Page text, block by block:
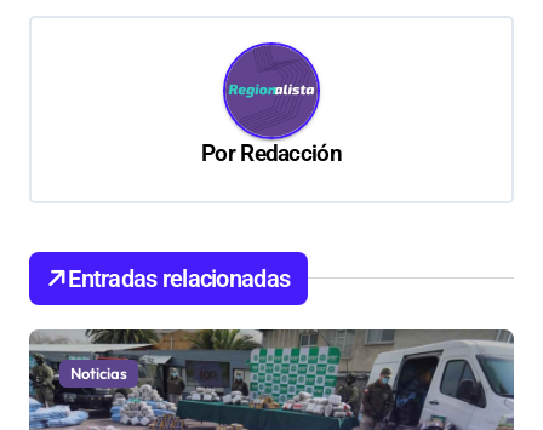
n
e
n
t
PorRedacción
Entradas relacionadas
Noticias